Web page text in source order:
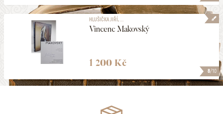
8/10
HLUŠIČKA JIŘÍ, ...
Vincenc Makovský
1 200 Kč